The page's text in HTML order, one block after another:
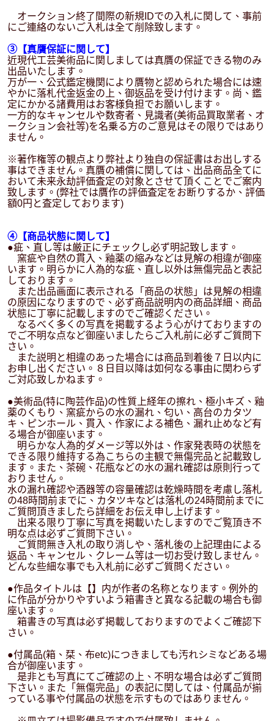
オークション終了間際の新規IDでの入札に関して、事前
にご連絡のないご入札は全て削除致します。
③【真贋保証に関して】
近現代工芸美術品に関しましては真贋の保証できる物のみ
出品いたします。
万が一、公式鑑定機関により贋物と認められた場合には速
やかに落札代金返金の上、御返品を受け付けます。尚、鑑
定にかかる諸費用はお客様負担でお願いします。
一方的なキャンセルや数寄者、見識者(美術品買取業者、オ
ークション会社等)を名乗る方のご意見はその限りではあり
ません。
※著作権等の観点より弊社より独自の保証書はお出しする
事はできません。真贋の補償に関しては、出品商品全てに
おいて未来永劫評価査定の対象とさせて頂くことでご案内
致します。(弊社では贋作の評価査定をお断りするか、評価
額0円と査定しております)
④【商品状態に関して】
●疵、直し等は厳正にチェックし必ず明記致します。
窯疵や自然の貫入、釉薬の縮みなどは見解の相違が御座
います。明らかに人為的な疵、直し以外は無傷完品と表記
しております。
また出品画面に表示される「商品の状態」は見解の相違
の原因になりますので、必ず商品説明内の商品詳細、商品
状態に丁寧に記載しますのでご確認ください。
なるべく多くの写真を掲載するよう心がけておりますの
でご不明な点など御座いましたらご入札前に必ずご質問下
さい。
また説明と相違のあった場合には商品到着後７日以内に
お申し出ください。８日目以降は如何なる事由に関わらず
ご対応致しかねます。
●美術品(特に陶芸作品)の性質上経年の擦れ、極小キズ、釉
薬のくもり、窯疵からの水の漏れ、匂い、高台のカタツ
キ、ピンホール、貫入、作家による補色、漏れ止めなど有
る場合が御座います。
明らかな人為的ダメージ等以外は、作家発表時の状態を
できる限り維持する為こちらの主観で無傷完品と記載致し
ます。また、茶碗、花瓶などの水の漏れ確認は原則行って
おりません。
水の漏れ確認や酒器等の容量確認は乾燥時間を考慮し落札
の48時間前までに、カタツキなどは落札の24時間前までに
ご質問頂きましたら詳細をお伝え申し上げます。
出来る限り丁寧に写真を掲載いたしますのでご覧頂き不
明な点は必ずご質問下さい。
ご質問無き入札の取り消しや、落札後の上記理由による
返品、キャンセル、クレーム等は一切お受け致しません。
どんな些細な事でも入札前に必ずご質問ください。
●作品タイトルは【】内が作者の名称となります。例外的
に作品が分かりやすいよう箱書きと異なる記載の場合も御
座います。
箱書きの写真は必ず掲載しておりますのでよくご確認下
さい。
●付属品(箱、栞、布etc)につきましても汚れシミなどある場
合が御座います。
是非とも写真にてご確認の上、不明な場合は必ずご質問
下さい。また「無傷完品」の表記に関しては、付属品が揃
っている事や付属品の状態を示すものではありません。